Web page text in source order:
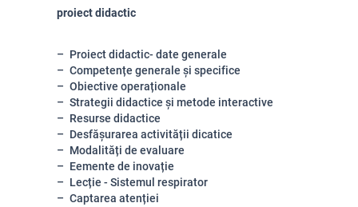
proiect didactic
Proiect didactic- date generale
Competențe generale și specifice
Obiective operaționale
Strategii didactice și metode interactive
Resurse didactice
Desfășurarea activității dicatice
Modalități de evaluare
Eemente de inovație
Lecție - Sistemul respirator
Captarea atenției